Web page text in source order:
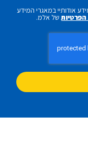
אודותיי במאגרי המידע
הפרטיותשל אלמ.